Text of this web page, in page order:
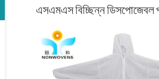
এসএমএস বিচ্ছিন্ন ডিসপোজেবল